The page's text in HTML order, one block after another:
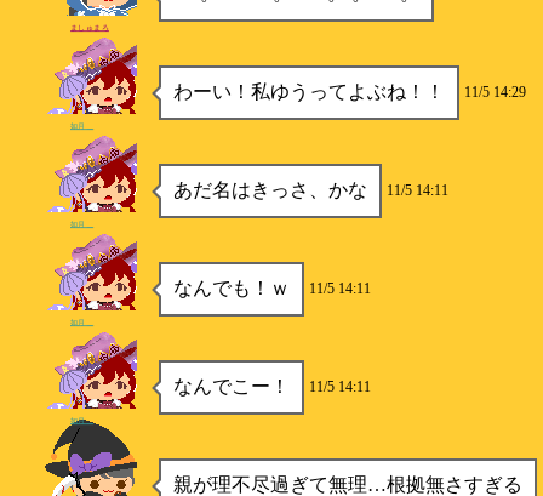
ましゅまろ
わーい！私ゆうってよぶね！！ 11/5 14:29
如月＿
あだ名はきっさ、かな 11/5 14:11
如月＿
なんでも！ｗ 11/5 14:11
如月＿
なんでこー！ 11/5 14:11
如月＿
親が理不尽過ぎて無理…根拠無さすぎる